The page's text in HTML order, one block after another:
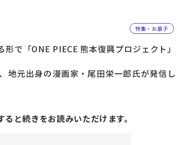
特集・お菓子
で「ONE PIECE 熊本復興プロジェクト」
元出身の漫画家・尾田栄一郎氏が発信し
ると続きをお読みいただけます。